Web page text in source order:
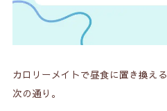
2. カロリーメイトで昼食を
2-2. 飽きる
カロリーメイトで昼食に置き換え
次の通り。